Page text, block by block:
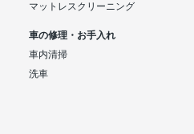
マットレスクリーニング
車の修理・お手入れ
車内清掃
洗車